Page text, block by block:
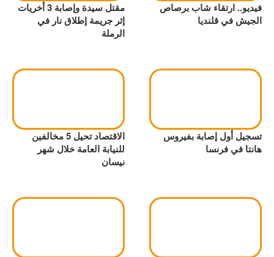
فيديو.. ارتقاء شاب برصاص
الجيش في قلنديا
مقتل سيدة وإصابة 3 أخريات
إثر جريمة إطلاق نار في
الرملة
تسجيل أول إصابة بفيروس
هانتا في فرنسا
الاقتصاد تحيل 5 مخالفين
للنيابة العامة خلال شهر
نيسان